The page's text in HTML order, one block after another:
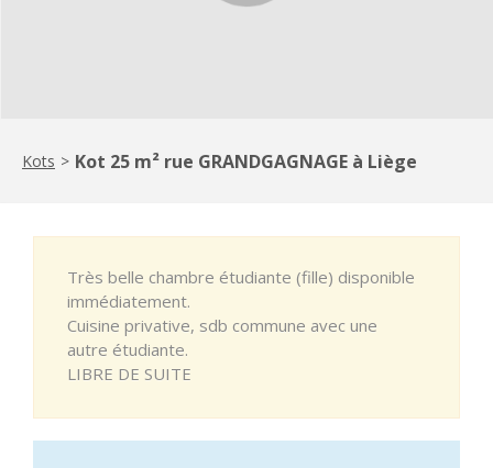
Kots > Kot 25 m² rue GRANDGAGNAGE à Liège
Très belle chambre étudiante (fille) disponible
immédiatement.
Cuisine privative, sdb commune avec une
autre étudiante.
LIBRE DE SUITE